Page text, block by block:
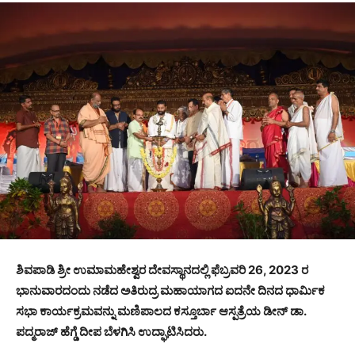
ಶಿವಪಾಡಿ ಶ್ರೀ ಉಮಾಮಹೇಶ್ವರ ದೇವಸ್ಥಾನದಲ್ಲಿ ಫೆಬ್ರವರಿ 26, 2023 ರ
ಭಾನುವಾರದಂದು ನಡೆದ ಅತಿರುದ್ರ ಮಹಾಯಾಗದ ಐದನೇ ದಿನದ ಧಾರ್ಮಿಕ
ಸಭಾ ಕಾರ್ಯಕ್ರಮವನ್ನು ಮಣಿಪಾಲದ ಕಸ್ತೂರ್ಬಾ ಆಸ್ಪತ್ರೆಯ ಡೀನ್ ಡಾ.
ಪದ್ಮರಾಜ್ ಹೆಗ್ಡೆ ದೀಪ ಬೆಳಗಿಸಿ ಉದ್ಘಾಟಿಸಿದರು.